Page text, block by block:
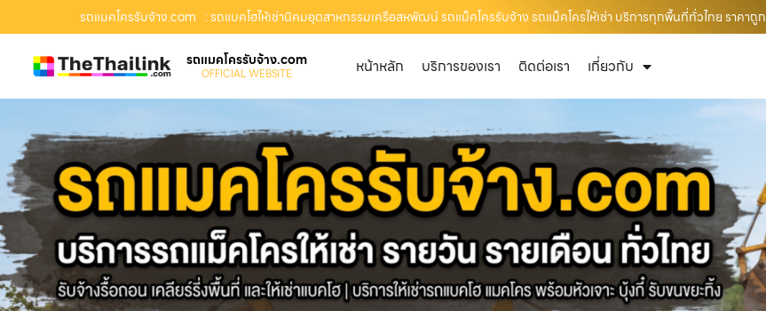
รถแมคโครรับจ้าง.com : รถแบคโฮให้เช่านิคมอุตสาหกรรมเครือสหพัฒน์ รถแม็คโครรับจ้าง รถแม็คโครให้เช่า บริการทุกพื้นที่ทั่วไทย ราคาถูก
รถแมคโครรับจ้าง.com
OFFICIAL WEBSITE หน้าหลัก บริการของเรา ติดต่อเรา เกี่ยวกับ